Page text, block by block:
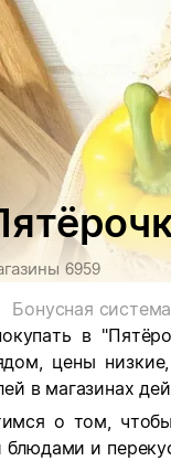
6959
Бонусная система
в
цены
в магазинах
о том,
блюдами и